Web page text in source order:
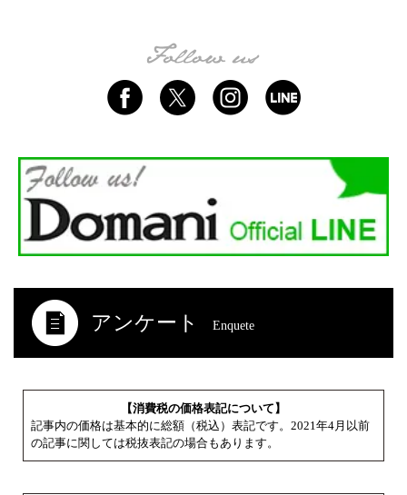
アンケート Enquete
【消費税の価格表記について】
記事内の価格は基本的に総額（税込）表記です。2021年4月以前
の記事に関しては税抜表記の場合もあります。